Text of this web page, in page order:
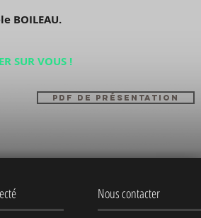
PDF de présentation
BOILEAU.
SUR VOUS !
Nous contacter